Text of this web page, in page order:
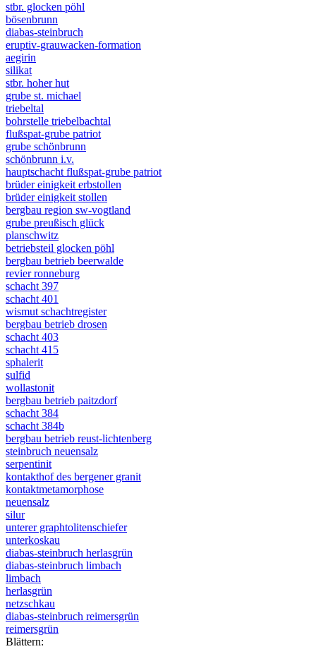
stbr. glocken pöhl
bösenbrunn
diabas-steinbruch
eruptiv-grauwacken-formation
aegirin
silikat
stbr. hoher hut
grube st. michael
triebeltal
bohrstelle triebelbachtal
flußspat-grube patriot
grube schönbrunn
schönbrunn i.v.
hauptschacht flußspat-grube patriot
brüder einigkeit erbstollen
brüder einigkeit stollen
bergbau region sw-vogtland
grube preußisch glück
planschwitz
betriebsteil glocken pöhl
bergbau betrieb beerwalde
revier ronneburg
schacht 397
schacht 401
wismut schachtregister
bergbau betrieb drosen
schacht 403
schacht 415
sphalerit
sulfid
wollastonit
bergbau betrieb paitzdorf
schacht 384
schacht 384b
bergbau betrieb reust-lichtenberg
steinbruch neuensalz
serpentinit
kontakthof des bergener granit
kontaktmetamorphose
neuensalz
silur
unterer graphtolitenschiefer
unterkoskau
diabas-steinbruch herlasgrün
diabas-steinbruch limbach
limbach
herlasgrün
netzschkau
diabas-steinbruch reimersgrün
reimersgrün
Blättern: